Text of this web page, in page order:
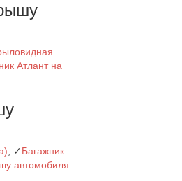
Атлант на
, ✓Багажник
автомобиля